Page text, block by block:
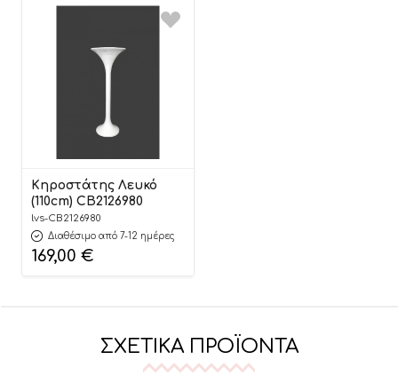
Κηροστάτης Λευκό
(110cm) CB2126980
lvs-CB2126980
Διαθέσιμο από 7-12 ημέρες
169,00 €
ΣΧΕΤΙΚΆ ΠΡΟΪΌΝΤΑ